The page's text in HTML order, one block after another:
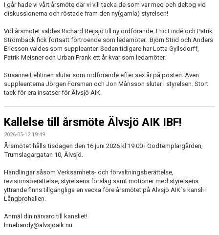
I går hade vi vårt årsmöte där vi vill tacka de som var med och deltog vid
diskussionerna och röstade fram den ny(gamla) styrelsen!
Vid årsmötet valdes Richard Reijsjö till ny ordförande. Eric Lindé och Patrik
Strömbäck fick fortsatt förtroende som ledamöter. Björn Strid och Anders
Ericsson valdes som suppleanter. Sedan tidigare har Lotta Gyllsdorff,
Patrik Meisner och Urban Frank ett år kvar som ledamöter.
Susanne Lehtinen slutar som ordförande efter sex år på posten. Även
suppleanterna Jörgen Forsman och Jon Månsson slutar i styrelsen. Stort
tack för era insatser för Älvsjö AIK.
Kallelse till årsmöte Älvsjö AIK IBF!
2026-05-12 19:49
Årsmötet hålls tisdagen den 16 juni 2026 kl 19.00 i Godtemplargården,
Trumslagargatan 10, Älvsjö.
Handlingar såsom Verksamhets- och förvaltningsberättelse,
revisionsberättelse, styrelsens förslag samt motioner med styrelsens
yttrande finns tillgängliga en vecka före årsmötet på Älvsjö AIK´s kansli i
Långbrohallen.
Anmäl din närvaro till kansliet!
Innebandy@alvsjoaik.nu